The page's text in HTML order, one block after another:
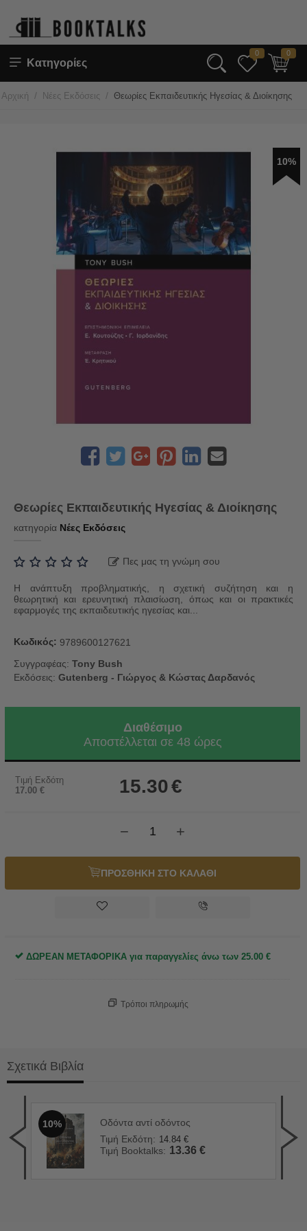
Κατηγορίες
0 0
Αρχική / Νέες Εκδόσεις / Θεωρίες Εκπαιδευτικής Ηγεσίας & Διοίκησης
10%
Θεωρίες Εκπαιδευτικής Ηγεσίας & Διοίκησης
κατηγορία Νέες Εκδόσεις
Πες μας τη γνώμη σου
Η ανάπτυξη προβληματικής, η σχετική συζήτηση και η
θεωρητική και ερευνητική πλαισίωση, όπως και οι πρακτικές
εφαρμογές της εκπαιδευτικής ηγεσίας και...
Κωδικός: 9789600127621
Συγγραφέας: Tony Bush
Εκδόσεις: Gutenberg - Γιώργος & Κώστας Δαρδανός
Διαθέσιμο
Αποστέλλεται σε 48 ώρες
Τιμή Εκδότη
17.00 € 15.30€
+
−
ΠΡΟΣΘΗΚΗ ΣΤΟ ΚΑΛΑΘΙ
ΔΩΡΕΑΝ ΜΕΤΑΦΟΡΙΚΑ για παραγγελίες άνω των 25.00 €
Τρόποι πληρωμής
Σχετικά Βιβλία
10%
Οδόντα αντί οδόντος
Τιμή Εκδότη: 14.84 €
Τιμή Booktalks: 13.36 €